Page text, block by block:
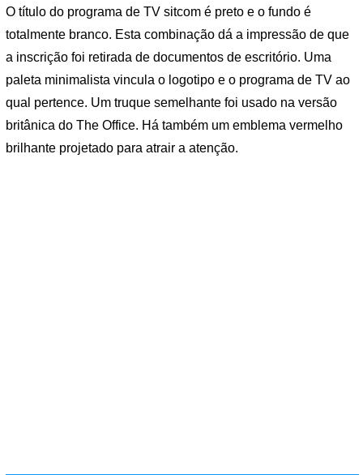
O título do programa de TV sitcom é preto e o fundo é
totalmente branco. Esta combinação dá a impressão de que
a inscrição foi retirada de documentos de escritório. Uma
paleta minimalista vincula o logotipo e o programa de TV ao
qual pertence. Um truque semelhante foi usado na versão
britânica do The Office. Há também um emblema vermelho
brilhante projetado para atrair a atenção.